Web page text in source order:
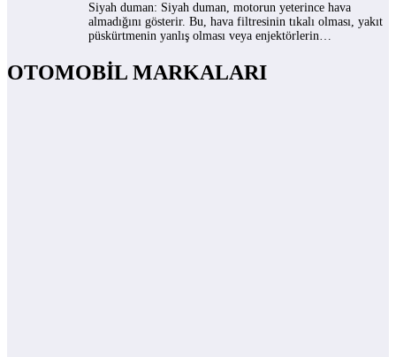
Siyah duman: Siyah duman, motorun yeterince hava
almadığını gösterir. Bu, hava filtresinin tıkalı olması, yakıt
püskürtmenin yanlış olması veya enjektörlerin…
OTOMOBİL MARKALARI